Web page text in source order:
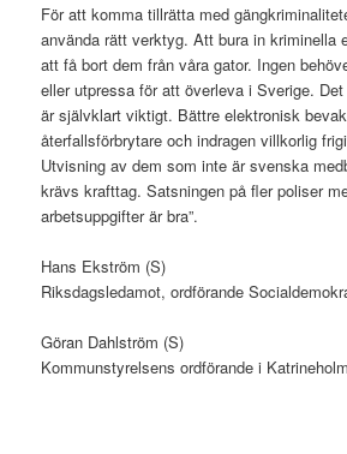
För att komma tillrätta med
använda rätt verktyg. Att bura in kriminella
att få bort dem från våra gator. Ingen
eller utpressa för att överleva i Sverige.
är självklart viktigt. Bättre elektronisk
återfallsförbrytare och indragen villkorlig
Utvisning av dem som inte är svenska
krävs krafttag. Satsningen på fler poliser
arbetsuppgifter är bra”.
Hans Ekström (S)
Riksdagsledamot, ordförande
Göran Dahlström (S)
Kommunstyrelsens ordförande i Katrineholm